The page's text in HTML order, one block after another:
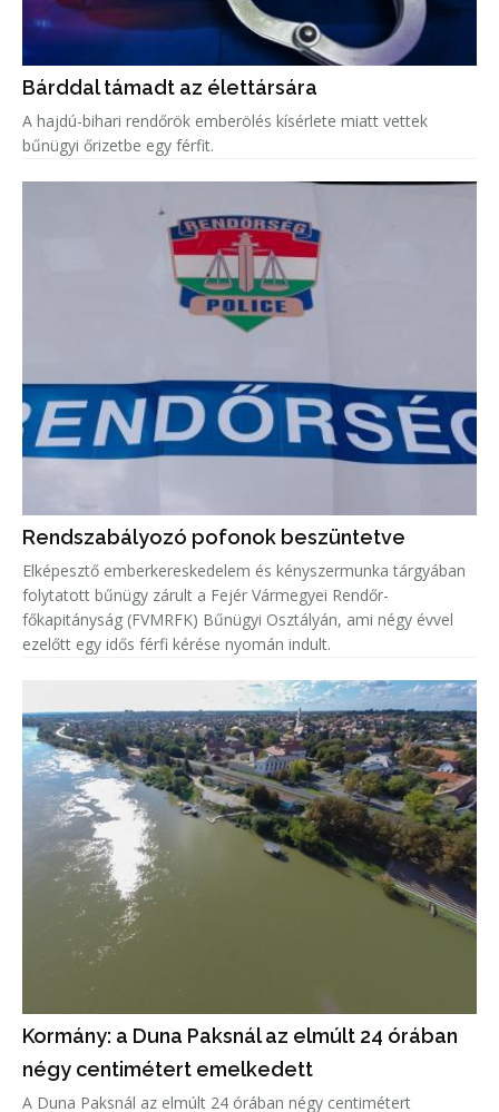
Bárddal támadt az élettársára
A hajdú-bihari rendőrök emberölés kísérlete miatt vettek
bűnügyi őrizetbe egy férfit.
Rendszabályozó pofonok beszüntetve
Elképesztő emberkereskedelem és kényszermunka tárgyában
folytatott bűnügy zárult a Fejér Vármegyei Rendőr-
főkapitányság (FVMRFK) Bűnügyi Osztályán, ami négy évvel
ezelőtt egy idős férfi kérése nyomán indult.
Kormány: a Duna Paksnál az elmúlt 24 órában
négy centimétert emelkedett
A Duna Paksnál az elmúlt 24 órában négy centimétert